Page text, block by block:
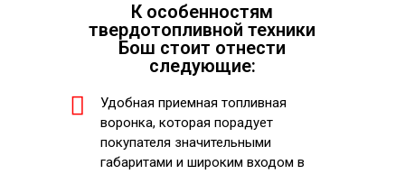
К особенностям
твердотопливной техники
Бош стоит отнести
следующие:
Удобная приемная топливная
воронка, которая порадует
покупателя значительными
габаритами и широким входом в